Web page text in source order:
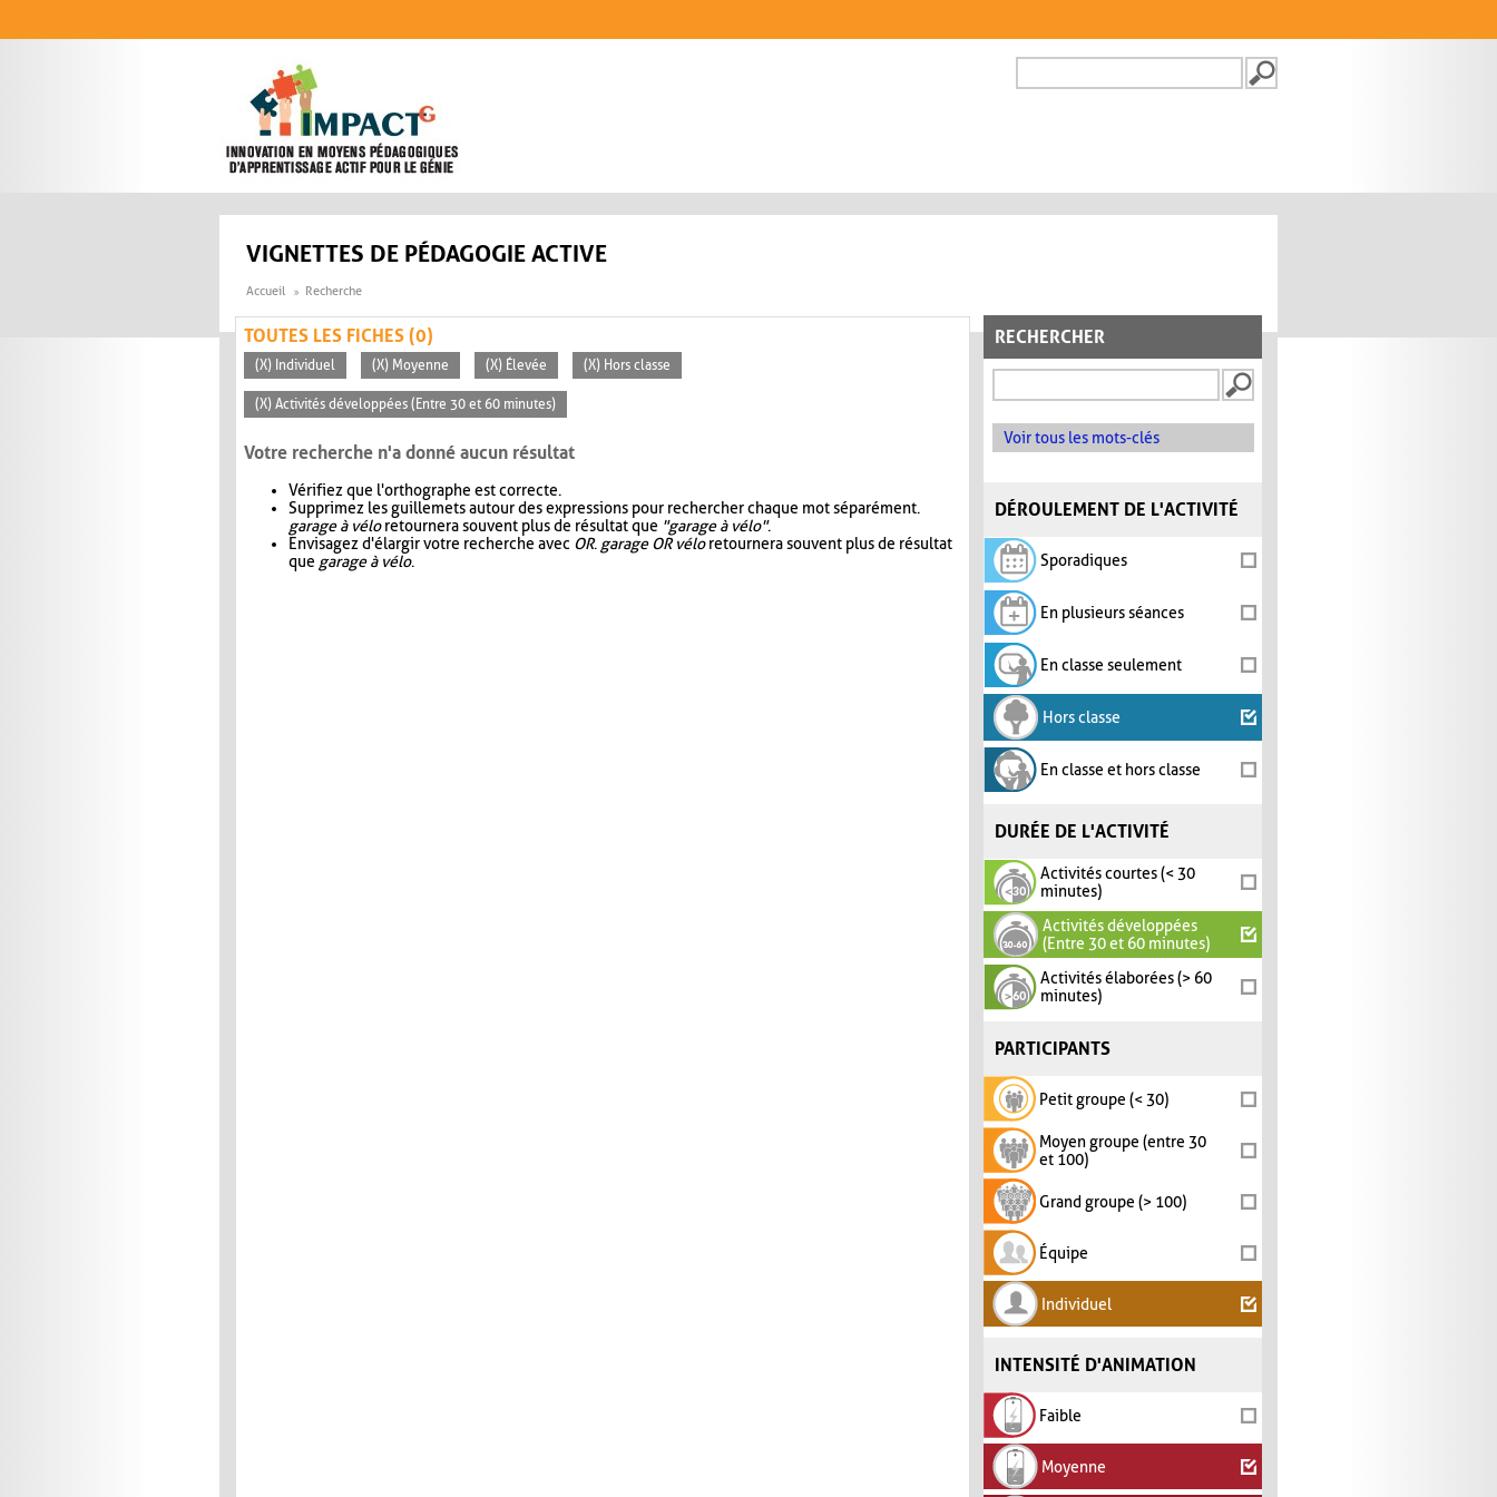
FORMULAIRE DE
VIGNETTES DE PÉDAGOGIE ACTIVE
Accueil Recherche
RECHERCHER
Voir tous les mots-clés
DÉROULEMENT DE L'ACTIVITÉ
Sporadiques
En plusieurs séances
En classe seulement
Hors classe
En classe et hors classe
DURÉE DE L'ACTIVITÉ
Activités courtes (< 30
minutes)
Activités développées
(Entre 30 et 60 minutes)
Activités élaborées (> 60
minutes)
PARTICIPANTS
Petit groupe (< 30)
Moyen groupe (entre 30
et 100)
Grand groupe (> 100)
Équipe
Individuel
INTENSITÉ D'ANIMATION
Faible
Moyenne
TOUTES LES FICHES (0)
(X) Individuel (X) Moyenne (X) Élevée (X) Hors classe
(X) Activités développées (Entre 30 et 60 minutes)
Votre recherche n'a donné aucun résultat
Vérifiez que l'orthographe est correcte.
Supprimez les guillemets autour des expressions pour rechercher chaque mot séparément.
garage à véloretournera souvent plus de résultat que "garage à vélo".
Envisagez d'élargir votre recherche avec OR. garage OR véloretournera souvent plus de résultat
que garage à vélo.